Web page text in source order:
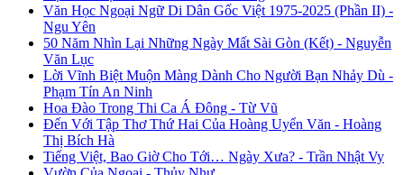
Văn Học Ngoại Ngữ Di Dân Gốc Việt 1975-2025 (Phần II) -
Ngu Yên
50 Năm Nhìn Lại Những Ngày Mất Sài Gòn (Kết) - Nguyễn
Văn Lục
Lời Vĩnh Biệt Muộn Màng Dành Cho Người Bạn Nhảy Dù -
Phạm Tín An Ninh
Hoa Đào Trong Thi Ca Á Đông - Từ Vũ
Đến Với Tập Thơ Thứ Hai Của Hoàng Uyển Văn - Hoàng
Thị Bích Hà
Tiếng Việt, Bao Giờ Cho Tới… Ngày Xưa? - Trần Nhật Vy